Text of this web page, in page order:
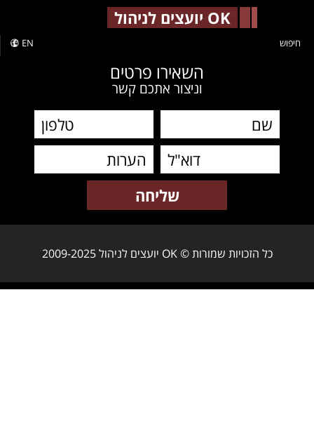
OK יועצים לניהול
EN חיפוש
השאירו פרטים
וניצור אתכם קשר
כל הזכויות שמורות © OK יועצים לניהול 2009-2025